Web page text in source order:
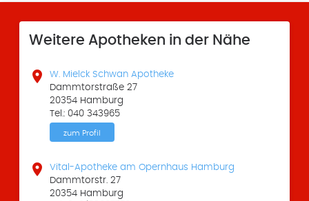
Weitere Apotheken in der Nähe

W. Mielck Schwan Apotheke
Dammtorstraße 27
20354 Hamburg
Tel.: 040 343965
zum Profil

Vital-Apotheke am Opernhaus Hamburg
Dammtorstr. 27
20354 Hamburg